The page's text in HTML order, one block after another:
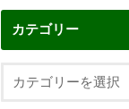
カテゴリー